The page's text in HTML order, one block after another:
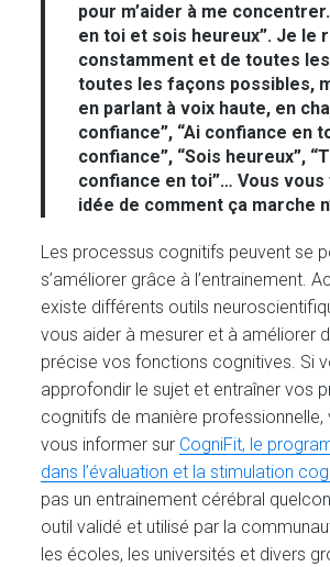
pour m’aider à me
en toi et sois heureux”. Je le
constamment et de toutes
toutes les façons possibles,
en parlant à voix haute, en
confiance”, “Ai confiance en
confiance”, “Sois heureux”,
confiance en toi”… Vous
idée de comment ça marche
Les processus cognitifs peuvent se
s’améliorer grâce à l’entrainement.
existe différents outils
vous aider à mesurer et à améliorer
précise vos fonctions cognitives. Si
approfondir le sujet et entraîner vos
cognitifs de manière professionnelle,
vous informer sur CogniFit, le
dans l’évaluation et la stimulation
pas un entrainement cérébral
outil validé et utilisé par la
les écoles, les universités et divers